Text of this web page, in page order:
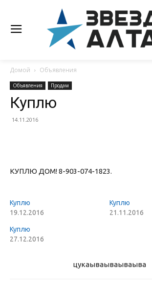
Домой Объявления
Объявления Продам
Куплю
14.11.2016
КУПЛЮ ДОМ! 8-903-074-1823.
Куплю
19.12.2016
Куплю
21.11.2016
Куплю
27.12.2016
цукаываываываыва